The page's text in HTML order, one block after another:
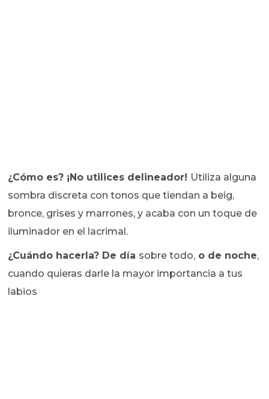
¿Cómo es? ¡No utilices delineador! Utiliza alguna
sombra discreta con tonos que tiendan a beig,
bronce, grises y marrones, y acaba con un toque de
iluminador en el lacrimal.
¿Cuándo hacerla? De día sobre todo, o de noche,
cuando quieras darle la mayor importancia a tus
labios